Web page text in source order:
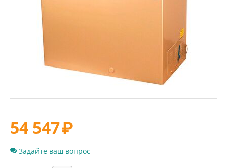
54 547₽
Задайте ваш вопрос